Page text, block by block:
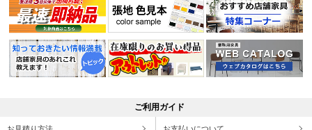
ご利用ガイド
お見積り方法 お支払いについて